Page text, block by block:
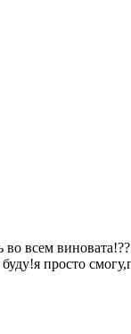
всем виновата!??
просто